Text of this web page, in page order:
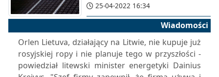
25-04-2022 16:34
Wiadomości
Orlen Lietuva, działający na Litwie, nie kupuje już
rosyjskiej ropy i nie planuje tego w przyszłości -
powiedział litewski minister energetyki Dainius